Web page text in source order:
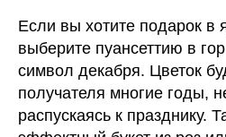
Если вы хотите подарок в
выберите пуансеттию в
символ декабря. Цветок
получателя многие годы,
распускаясь к празднику.